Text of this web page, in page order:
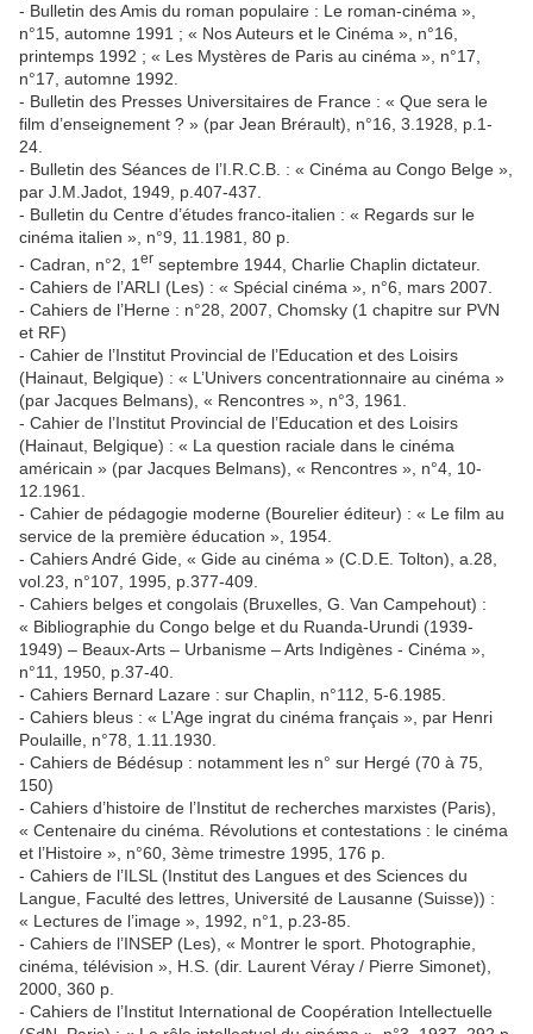
- Bulletin des Amis du roman populaire : Le roman-cinéma »,
n°15, automne 1991 ; « Nos Auteurs et le Cinéma », n°16,
printemps 1992 ; « Les Mystères de Paris au cinéma », n°17,
n°17, automne 1992.
- Bulletin des Presses Universitaires de France : « Que sera le
film d’enseignement ? » (par Jean Brérault), n°16, 3.1928, p.1-
24.
- Bulletin des Séances de l’I.R.C.B. : « Cinéma au Congo Belge »,
par J.M.Jadot, 1949, p.407-437.
- Bulletin du Centre d’études franco-italien : « Regards sur le
cinéma italien », n°9, 11.1981, 80 p.
- Cadran, n°2, 1 er septembre 1944, Charlie Chaplin dictateur.
- Cahiers de l’ARLI (Les) : « Spécial cinéma », n°6, mars 2007.
- Cahiers de l’Herne : n°28, 2007, Chomsky (1 chapitre sur PVN
et RF)
- Cahier de l’Institut Provincial de l’Education et des Loisirs
(Hainaut, Belgique) : « L’Univers concentrationnaire au cinéma »
(par Jacques Belmans), « Rencontres », n°3, 1961.
- Cahier de l’Institut Provincial de l’Education et des Loisirs
(Hainaut, Belgique) : « La question raciale dans le cinéma
américain » (par Jacques Belmans), « Rencontres », n°4, 10-
12.1961.
- Cahier de pédagogie moderne (Bourelier éditeur) : « Le film au
service de la première éducation », 1954.
- Cahiers André Gide, « Gide au cinéma » (C.D.E. Tolton), a.28,
vol.23, n°107, 1995, p.377-409.
- Cahiers belges et congolais (Bruxelles, G. Van Campehout) :
« Bibliographie du Congo belge et du Ruanda-Urundi (1939-
1949) – Beaux-Arts – Urbanisme – Arts Indigènes - Cinéma »,
n°11, 1950, p.37-40.
- Cahiers Bernard Lazare : sur Chaplin, n°112, 5-6.1985.
- Cahiers bleus : « L’Age ingrat du cinéma français », par Henri
Poulaille, n°78, 1.11.1930.
- Cahiers de Bédésup : notamment les n° sur Hergé (70 à 75,
150)
- Cahiers d’histoire de l’Institut de recherches marxistes (Paris),
« Centenaire du cinéma. Révolutions et contestations : le cinéma
et l’Histoire », n°60, 3ème trimestre 1995, 176 p.
- Cahiers de l’ILSL (Institut des Langues et des Sciences du
Langue, Faculté des lettres, Université de Lausanne (Suisse)) :
« Lectures de l’image », 1992, n°1, p.23-85.
- Cahiers de l’INSEP (Les), « Montrer le sport. Photographie,
cinéma, télévision », H.S. (dir. Laurent Véray / Pierre Simonet),
2000, 360 p.
- Cahiers de l’Institut International de Coopération Intellectuelle